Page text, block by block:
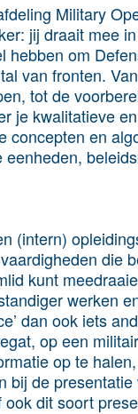
Military
jij draait mee
hebben om
van fronten.
tot de
je kwalitatieve
concepten en
(intern)
die
kunt
werken
dan ook iets
op een
op te
bij de
dit soort